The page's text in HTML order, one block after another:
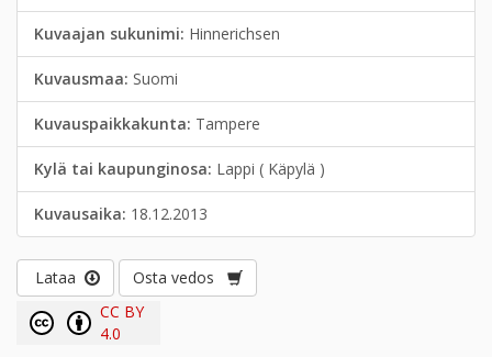
Kuvaajan sukunimi: Hinnerichsen
Kuvausmaa: Suomi
Kuvauspaikkakunta: Tampere
Kylä tai kaupunginosa: Lappi ( Käpylä )
Kuvausaika: 18.12.2013
Lataa
Osta vedos
CC BY
4.0